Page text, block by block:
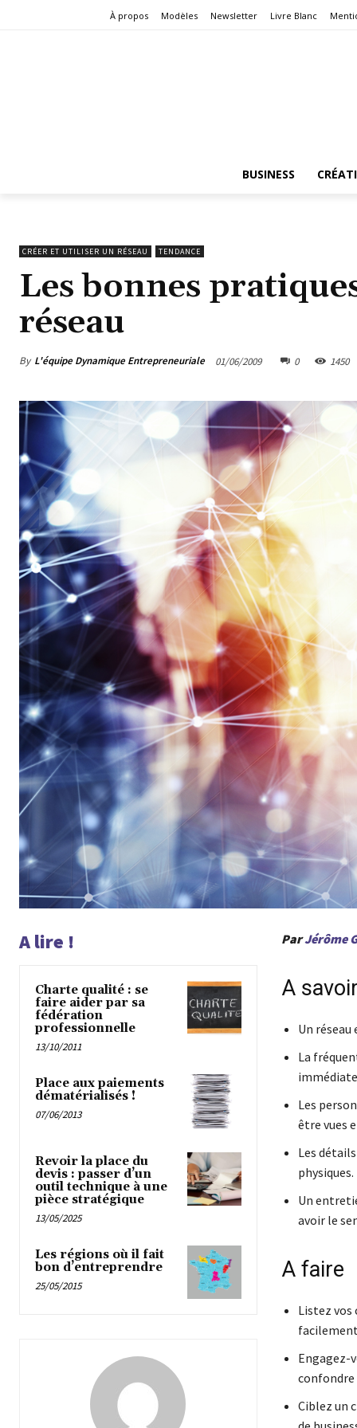
À propos Modèles Newsletter Livre Blanc
BUSINESS
CRÉER ET UTILISER UN RÉSEAU TENDANCE
Les bonnes
réseau
By L'équipe Dynamique Entrepreneuriale 01/06/2009 0 1450
A lire !
Charte qualité : se
faire aider par sa
fédération
professionnelle
13/10/2011
Place aux paiements
dématérialisés !
07/06/2013
Revoir la place du
devis : passer d’un
outil technique à une
pièce stratégique
13/05/2025
Les régions où il fait
bon d’entreprendre
25/05/2015
ParJérôme
A
Un
La
Les
être vues
Les
physiques.
Un
avoir le
A faire
Listez
Engagez-
Ciblez un